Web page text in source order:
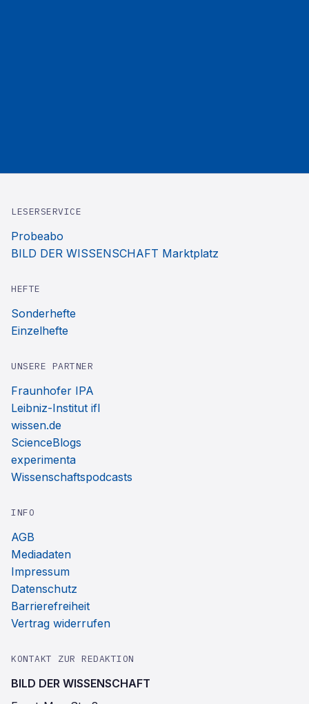
LESERSERVICE
Probeabo
BILD DER WISSENSCHAFT Marktplatz
HEFTE
Sonderhefte
Einzelhefte
UNSERE PARTNER
Fraunhofer IPA
Leibniz-Institut ifl
wissen.de
ScienceBlogs
experimenta
Wissenschaftspodcasts
INFO
AGB
Mediadaten
Impressum
Datenschutz
Barrierefreiheit
Vertrag widerrufen
KONTAKT ZUR REDAKTION
BILD DER WISSENSCHAFT